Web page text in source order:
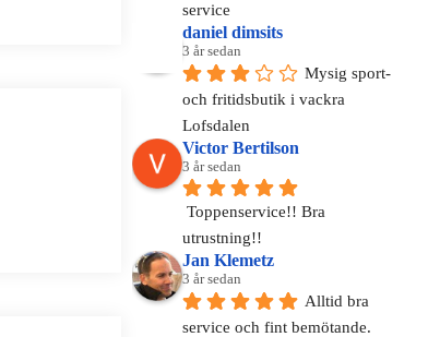
service
daniel dimsits
3 år sedan
Mysig sport-
och fritidsbutik i vackra
Lofsdalen
Victor Bertilson
3 år sedan
Toppenservice!! Bra
utrustning!!
Jan Klemetz
3 år sedan
Alltid bra
service och fint bemötande.